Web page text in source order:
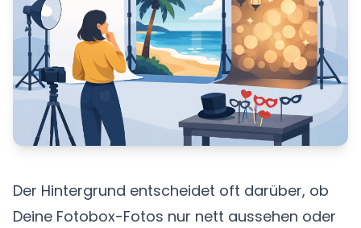
Der Hintergrund entscheidet oft darüber, ob
Deine Fotobox-Fotos nur nett aussehen oder